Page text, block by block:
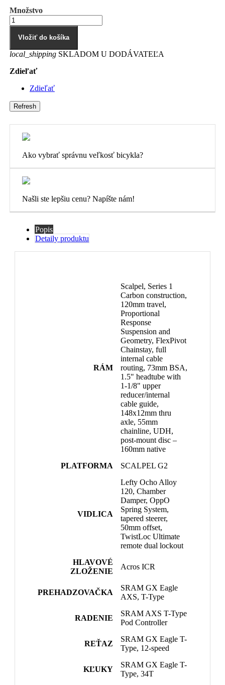
Množstvo
Vložiť do košíka
local_shipping SKLADOM U DODÁVATEĽA
Zdieľať
Zdieľať
Ako vybrať správnu veľkosť bicykla?
Našli ste lepšiu cenu? Napíšte nám!
Popis
Detaily produktu
RÁM
Scalpel, Series 1
Carbon construction,
120mm travel,
Proportional
Response
Suspension and
Geometry, FlexPivot
Chainstay, full
internal cable
routing, 73mm BSA,
1.5" headtube with
1-1/8" upper
reducer/internal
cable guide,
148x12mm thru
axle, 55mm
chainline, UDH,
post-mount disc –
160mm native
PLATFORMA
SCALPEL G2
VIDLICA
Lefty Ocho Alloy
120, Chamber
Damper, OppO
Spring System,
tapered steerer,
50mm offset,
TwistLoc Ultimate
remote dual lockout
HLAVOVÉ
ZLOŽENIE
Acros ICR
PREHADZOVAČKA
SRAM GX Eagle
AXS, T-Type
RADENIE
SRAM AXS T-Type
Pod Controller
REŤAZ
SRAM GX Eagle T-
Type, 12-speed
KĽUKY
SRAM GX Eagle T-
Type, 34T